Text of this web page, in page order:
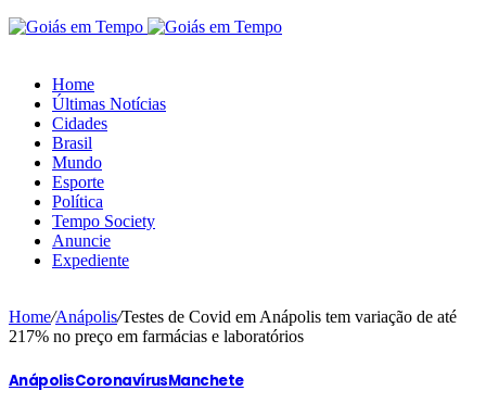
Home
Últimas Notícias
Cidades
Brasil
Mundo
Esporte
Política
Tempo Society
Anuncie
Expediente
Home/Anápolis/Testes de Covid em Anápolis tem variação de até
217% no preço em farmácias e laboratórios
AnápolisCoronavírusManchete